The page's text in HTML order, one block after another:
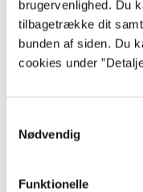
brugervenlighed. Du
tilbagetrække dit
bunden af siden. Du
cookies under
Nødvendig
Funktionelle
...